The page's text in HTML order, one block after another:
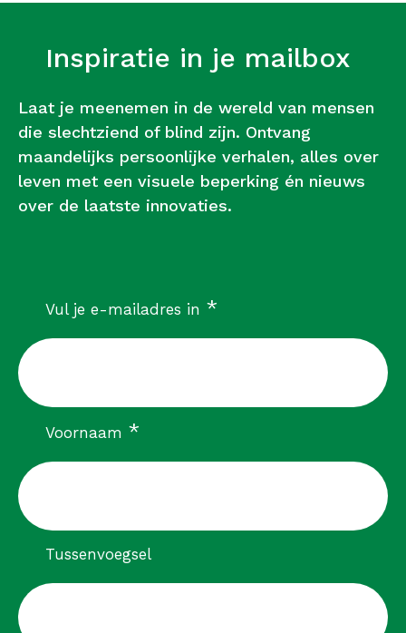
Inspiratie in je mailbox
Laat je meenemen in de wereld van mensen
die slechtziend of blind zijn. Ontvang
maandelijks persoonlijke verhalen, alles over
leven met een visuele beperking én nieuws
over de laatste innovaties.
Vul je e-mailadres in *verplicht
Voornaam *verplicht
Tussenvoegsel